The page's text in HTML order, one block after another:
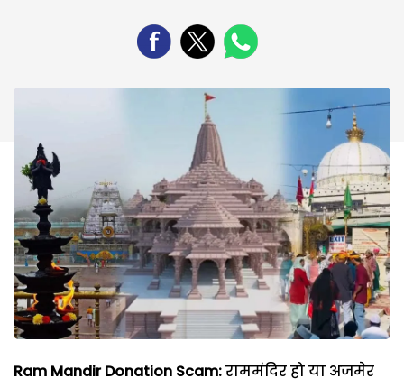
Ram Mandir Donation Scam:राममंदिर हो या अजमेर